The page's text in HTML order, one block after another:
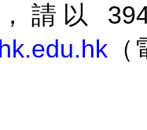
請以